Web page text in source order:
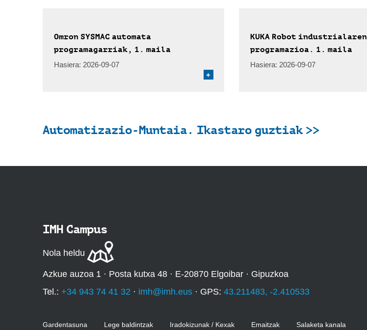
Omron SYSMAC automata
programagarriak, 1. maila
Hasiera: 2026-09-07
+
KUKA Robot industrialaren
programazioa. 1. maila
Hasiera: 2026-09-07
Automatizazio-Muntaia. Ikastaro guztiak >>
IMH Campus
Nola heldu
Azkue auzoa 1 · Posta kutxa 48 · E-20870 Elgoibar · Gipuzkoa
Tel.: +34 943 74 41 32 · imh@imh.eus · GPS: 43.211483, -2.410533
Gardentasuna Lege baldintzak Iradokizunak / Kexak Emaitzak Salaketa kanala